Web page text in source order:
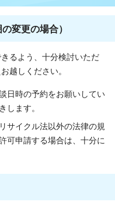
変更の場合）
るよう、十分検討いただ
越しください。
日時の予約をお願いしてい
します。
サイクル法以外の法律の規
可申請する場合は、十分に